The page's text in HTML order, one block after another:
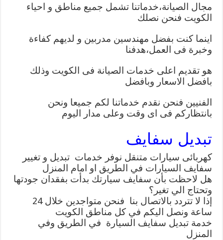
مجال الصيانة،خدماتنا تشمل جميع مناطق و احياء
الكويت فنحن نصلك
اينما كنت بفضل مهندسين مدربين و لديهم كفاءة
وخبرة فى العمل،هدفنا
هو تقديم اعلى خدمات الصيانة فى الكويت وذلك
بافضل الاسعار وبافضل
الفنيين فنحن نقدم خدماتنا لكم جميعا ونحن
بانتظاركم فى اى وقت وعلى مدار اليوم
تبديل سفايف
كهربائى سيارات متنقل نوفر خدمات تبديل و تغيير
سفايف السيارات في الطريق او امام المنزل
هل لاحظت بأن سفايف سيارتك بدأت بفقدان جودتها
وتحتاج الي تغير؟
إذا لا تتردد بالاتصال بنا فنحن متواجدين خلال 24
ساعة ونصل اليكم في كل مناطق الكويت
خدمة تبديل سفايف السيارة في الطريق وفي
المنزل